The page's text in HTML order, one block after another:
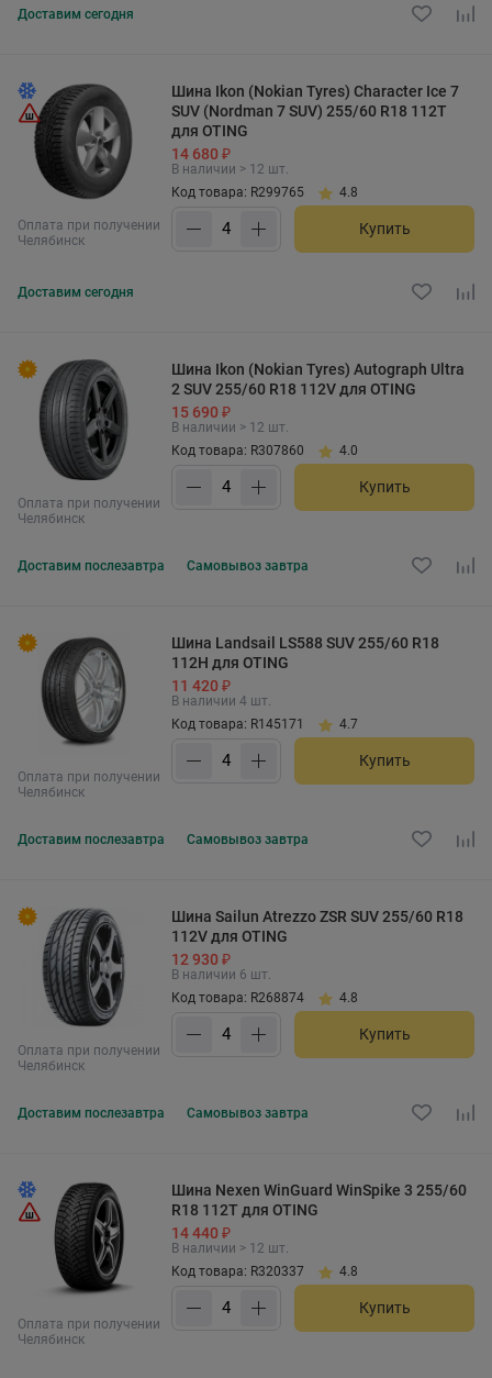
Доставим сегодня
Оплата при получении
Челябинск
Шина Ikon (Nokian Tyres) Character Ice 7
SUV (Nordman 7 SUV) 255/60 R18 112T
для OTING
14 680 ₽
В наличии > 12 шт.
Код товара: R299765
4.8
Купить
Доставим сегодня
Оплата при получении
Челябинск
Шина Ikon (Nokian Tyres) Autograph Ultra
2 SUV 255/60 R18 112V для OTING
15 690 ₽
В наличии > 12 шт.
Код товара: R307860
4.0
Купить
Доставим послезавтра Самовывоз завтра
Оплата при получении
Челябинск
Шина Landsail LS588 SUV 255/60 R18
112H для OTING
11 420 ₽
В наличии 4 шт.
Код товара: R145171
4.7
Купить
Доставим послезавтра Самовывоз завтра
Оплата при получении
Челябинск
Шина Sailun Atrezzo ZSR SUV 255/60 R18
112V для OTING
12 930 ₽
В наличии 6 шт.
Код товара: R268874
4.8
Купить
Доставим послезавтра Самовывоз завтра
Оплата при получении
Челябинск
Шина Nexen WinGuard WinSpike 3 255/60
R18 112T для OTING
14 440 ₽
В наличии > 12 шт.
Код товара: R320337
4.8
Купить